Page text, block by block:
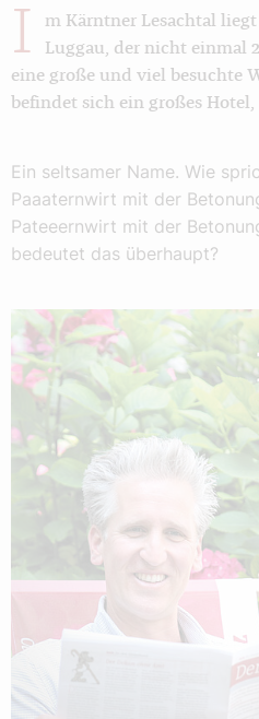
I
m Kärntner Lesachtal
Luggau, der nicht einmal
eine große und viel besuchte
befindet sich ein großes
Ein seltsamer Name. Wie
Paaaternwirt mit der
Pateeernwirt mit der
bedeutet das überhaupt?